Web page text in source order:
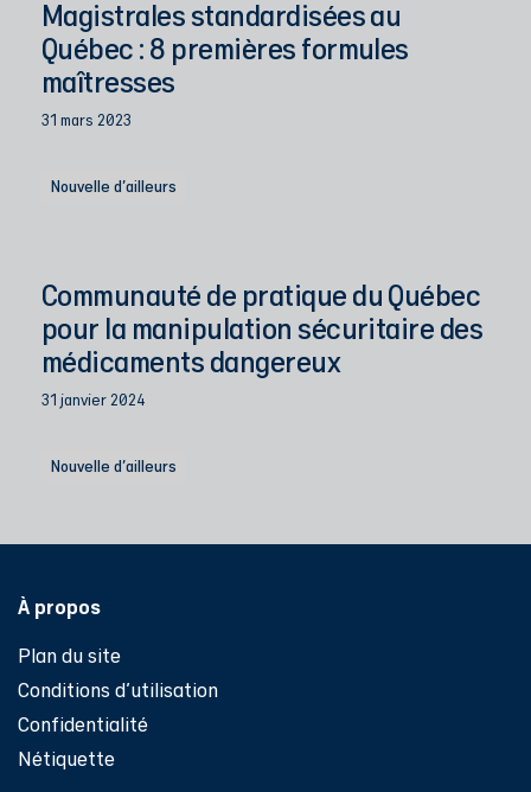
Magistrales standardisées au
Québec : 8 premières formules
maîtresses
31 mars 2023
Nouvelle d'ailleurs
Communauté de pratique du Québec
pour la manipulation sécuritaire des
médicaments dangereux
31 janvier 2024
Nouvelle d'ailleurs
Pied de page
À propos
Plan du site
Conditions d'utilisation
Confidentialité
Nétiquette